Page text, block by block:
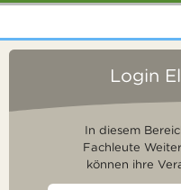
Login
In diesem
Fachleute
können ihre